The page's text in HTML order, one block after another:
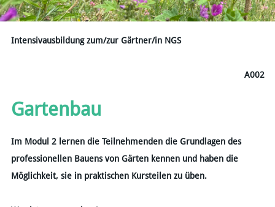
DOWNLOADS
KONTAKT
Intensivausbildung zum/zur Gärtner/in NGS
A002
Gartenbau
Im Modul 2 lernen die Teilnehmenden die Grundlagen des
professionellen Bauens von Gärten kennen und haben die
Möglichkeit, sie in praktischen Kursteilen zu üben.